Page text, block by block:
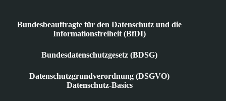
Bundesbeauftragte für den Datenschutz und die
Informationsfreiheit (BfDI)
Bundesdatenschutzgesetz (BDSG)
Datenschutzgrundverordnung (DSGVO)
Datenschutz-Basics